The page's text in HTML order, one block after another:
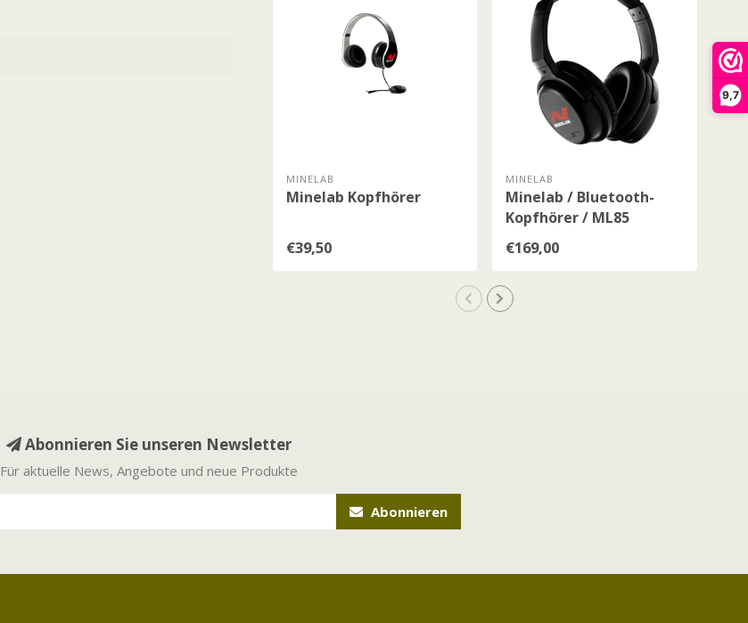
9,7
MINELAB
Minelab Kopfhörer
€39,50
MINELAB
Minelab / Bluetooth-
Kopfhörer / ML85
€169,00
Abonnieren Sie unseren Newsletter
Für aktuelle News, Angebote und neue Produkte
Abonnieren